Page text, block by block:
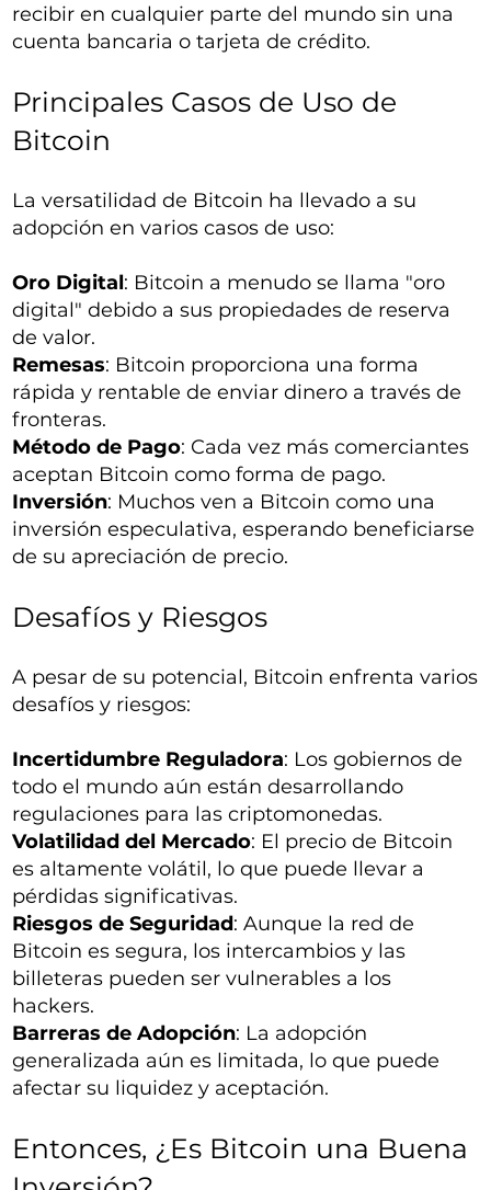
recibir en cualquier parte del mundo sin una
cuenta bancaria o tarjeta de crédito.
Principales Casos de Uso de
Bitcoin
La versatilidad de Bitcoin ha llevado a su
adopción en varios casos de uso:
Oro Digital: Bitcoin a menudo se llama "oro
digital" debido a sus propiedades de reserva
de valor.
Remesas: Bitcoin proporciona una forma
rápida y rentable de enviar dinero a través de
fronteras.
Método de Pago: Cada vez más comerciantes
aceptan Bitcoin como forma de pago.
Inversión: Muchos ven a Bitcoin como una
inversión especulativa, esperando beneficiarse
de su apreciación de precio.
Desafíos y Riesgos
A pesar de su potencial, Bitcoin enfrenta varios
desafíos y riesgos:
Incertidumbre Reguladora: Los gobiernos de
todo el mundo aún están desarrollando
regulaciones para las criptomonedas.
Volatilidad del Mercado: El precio de Bitcoin
es altamente volátil, lo que puede llevar a
pérdidas significativas.
Riesgos de Seguridad: Aunque la red de
Bitcoin es segura, los intercambios y las
billeteras pueden ser vulnerables a los
hackers.
Barreras de Adopción: La adopción
generalizada aún es limitada, lo que puede
afectar su liquidez y aceptación.
Entonces, ¿Es Bitcoin una Buena